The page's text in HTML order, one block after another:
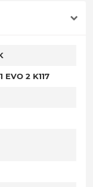
EVO 2 K117